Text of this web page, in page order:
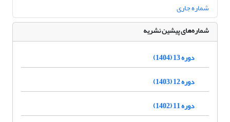
شماره جاری
شماره‌های پیشین نشریه
دوره 13 (1404)
دوره 12 (1403)
دوره 11 (1402)